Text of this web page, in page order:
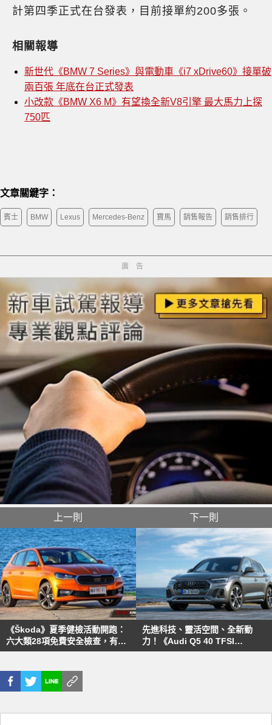
計第四季正式在台發表，目前接單約200多張。
相關報導
新世代《BMW 7 Series》與電動車《i7 xDrive60》接單破
兩百張 年底在台正式發表
小改款《BMW X6 M》有望換全新V8引擎 最大馬力上探
750匹
文章關鍵字：
賓士 BMW Lexus Mercedes-Benz 寶馬 銷售報告 銷售排行
廣告
上一則
《Škoda》夏季健檢活動開跑：
六大類28項免費安全檢查，有機
會獲得萬元精品配件兌換券
下一則
先進科技、靈活空間、全新動
力！《Audi Q5 40 TFSI
quatto》國內225萬元起 再推限